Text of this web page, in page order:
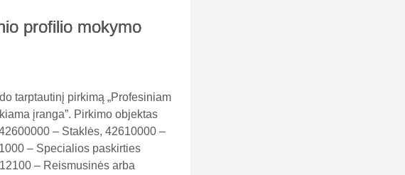
profilio mokymo
tarptautinį pirkimą „Profesiniam
įranga”. Pirkimo objektas
– Staklės, 42610000 –
– Specialios paskirties
– Reismusinės arba